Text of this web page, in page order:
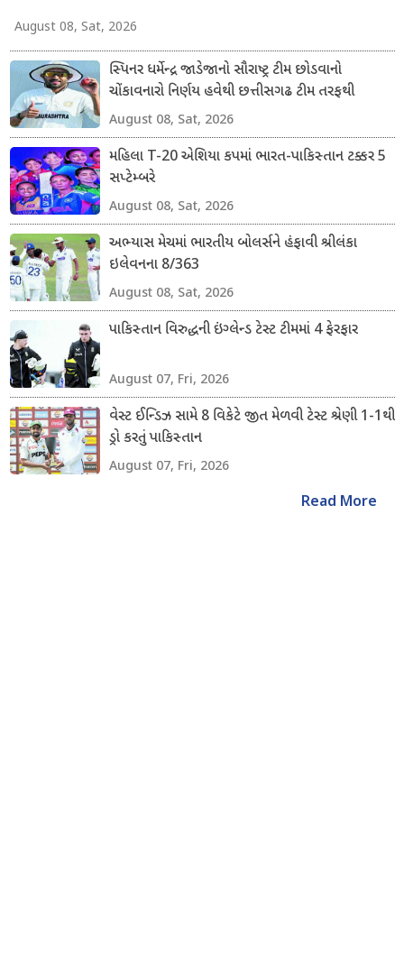
August 08, Sat, 2026
સ્પિનર ધર્મેન્દ્ર જાડેજાનો સૌરાષ્ટ્ર ટીમ છોડવાનો
ચોંકાવનારો નિર્ણય હવેથી છત્તીસગઢ ટીમ તરફથી
ડોમેસ્ટિક ક્રિકેટ રમશે
August 08, Sat, 2026
મહિલા T-20 એશિયા કપમાં ભારત-પાકિસ્તાન ટક્કર 5
સપ્ટેમ્બરે
August 08, Sat, 2026
અભ્યાસ મેચમાં ભારતીય બોલર્સને હંફાવી શ્રીલંકા
ઇલેવનના 8/363
August 08, Sat, 2026
પાકિસ્તાન વિરુદ્ધની ઇંગ્લેન્ડ ટેસ્ટ ટીમમાં 4 ફેરફાર
August 07, Fri, 2026
વેસ્ટ ઈન્ડિઝ સામે 8 વિકેટે જીત મેળવી ટેસ્ટ શ્રેણી 1-1થી
ડ્રો કરતું પાકિસ્તાન
August 07, Fri, 2026
Read More